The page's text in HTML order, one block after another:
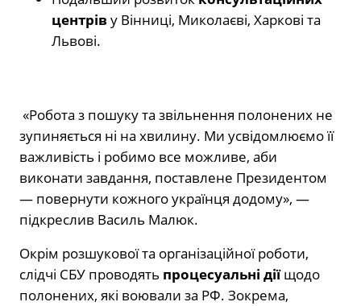
центріву Вінниці, Миколаєві, Харкові та
Львові.
«Робота з пошуку та звільнення полонених не
зупиняється ні на хвилину. Ми усвідомлюємо її
важливість і робимо все можливе, аби
виконати завдання, поставлене Президентом
— повернути кожного українця додому», —
підкреслив Василь Малюк.
Окрім розшукової та організаційної роботи,
слідчі СБУ проводять процесуальні діїщодо
полонених, які воювали за РФ. Зокрема,